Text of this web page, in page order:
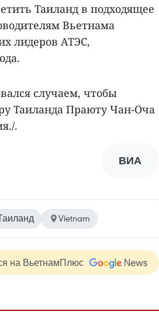
Таиланд в подходящее
Вьетнама
лидеров АТЭС,
случаем, чтобы
Таиланда Праюту Чан-Оча
.
ВИА
Vietnam
на ВьетнамПлюс